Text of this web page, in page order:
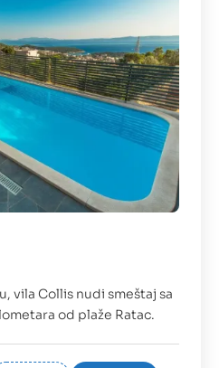
vila Collis nudi smeštaj sa
od plaže Ratac.